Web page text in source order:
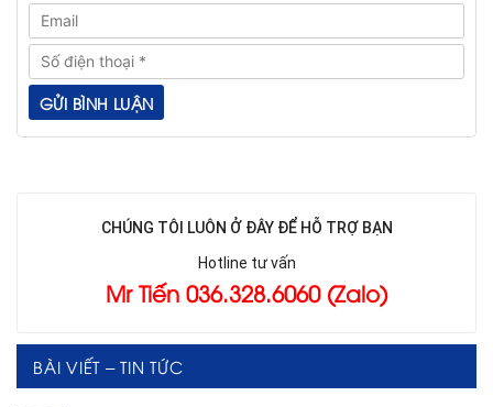
CHÚNG TÔI LUÔN Ở ĐÂY ĐỂ HỖ TRỢ BẠN
Hotline tư vấn
Mr Tiến 036.328.6060 (Zalo)
BÀI VIẾT – TIN TỨC